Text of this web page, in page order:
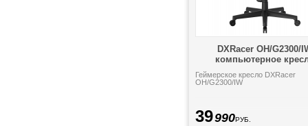
DXRacer OH/G2300/
компьютерное
Геймерское кресло DXRacer
OH/G2300/IW
39990РУБ.